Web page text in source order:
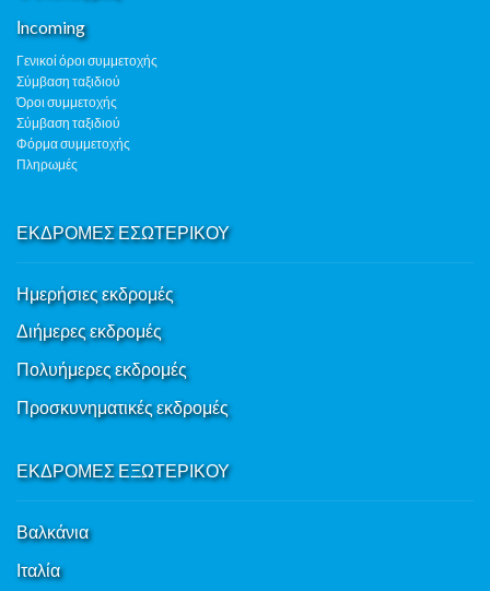
Ιncoming
Γενικοί όροι συμμετοχής
Σύμβαση ταξιδιού
Όροι συμμετοχής
Σύμβαση ταξιδιού
Φόρμα συμμετοχής
Πληρωμές
ΕΚΔΡΟΜΕΣ ΕΣΩΤΕΡΙΚΟΥ
Ημερήσιες εκδρομές
Διήμερες εκδρομές
Πολυήμερες εκδρομές
Προσκυνηματικές εκδρομές
ΕΚΔΡΟΜΕΣ ΕΞΩΤΕΡΙΚΟΥ
Βαλκάνια
Ιταλία